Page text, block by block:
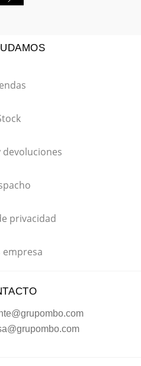
devoluciones
privacidad
empresa